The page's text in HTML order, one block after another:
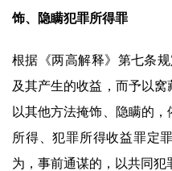
饰、隐瞒犯罪所得罪
根据《两高解释》第七条
及其产生的收益，而予以
以其他方法掩饰、隐瞒的
所得、犯罪所得收益罪定
为，事前通谋的，以共同犯